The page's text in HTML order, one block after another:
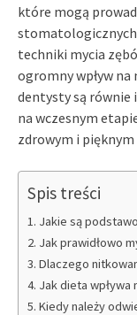
które mogą
techniki mycia
ogromny wpływ na
dentysty są
na wczesnym
zdrowym i
Spis treści
Jakie są
Jak prawidłowo
Dlaczego
Jak dieta wpływa
Kiedy należy